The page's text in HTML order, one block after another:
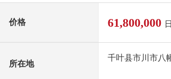
价格 61,800,000
所在地
千叶县市川市八